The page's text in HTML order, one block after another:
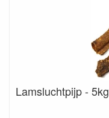
Lamsluchtpijp - 5kg